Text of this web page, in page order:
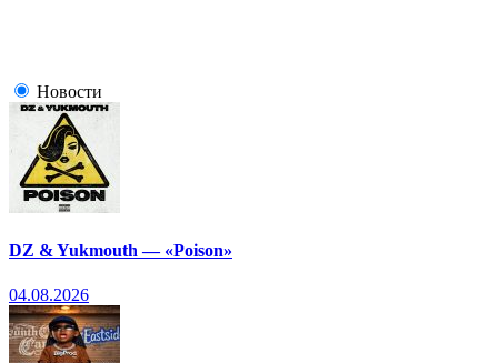
Новости
DZ & Yukmouth — «Poison»
04.08.2026